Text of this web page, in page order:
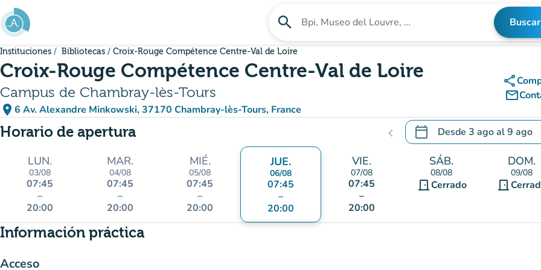
Ir al contenido principal
search Buscar un establecimiento Buscar
Instituciones Bibliotecas Croix-Rouge Compétence Centre-Val de Loire
Croix-Rouge Compétence Centre-Val de Loire
Campus de Chambray-lès-Tours
place 6 Av. Alexandre Minkowski, 37170 Chambray-lès-Tours, France
(abrir en Google Maps)
(nueva pestaña)
share
mail_outline
Horario de apertura chevron_left calendar_today Desde 3 agoal9 ago
.Abra el calendario para
LUN.
03/08
07:45
–
20:00
MAR.
04/08
07:45
–
20:00
MIÉ.
05/08
07:45
–
20:00
JUE.
06/08
07:45
–
20:00
VIE.
07/08
07:45
–
20:00
SÁB.
08/08
door_front Cerrado
DOM.
09/08
door_front
Información práctica
Acceso